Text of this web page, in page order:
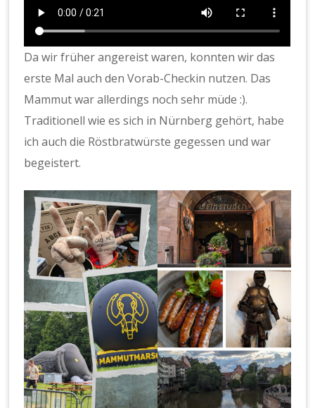
Da wir früher angereist waren, konnten wir das
erste Mal auch den Vorab-Checkin nutzen. Das
Mammut war allerdings noch sehr müde :).
Traditionell wie es sich in Nürnberg gehört, habe
ich auch die Röstbratwürste gegessen und war
begeistert.